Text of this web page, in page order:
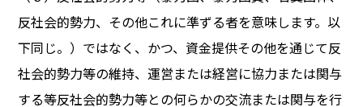
反社会的勢力、その他これに準ずる者を意味します。以
下同じ。）ではなく、かつ、資金提供その他を通じて反
社会的勢力等の維持、運営または経営に協力または関与
する等反社会的勢力等との何らかの交流または関与を行